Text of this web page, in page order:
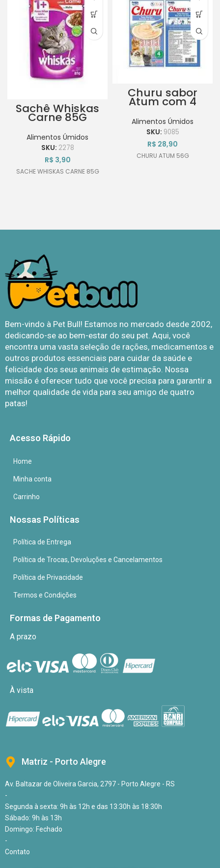
Sachê Whiskas
Carne 85G
Alimentos Úmidos
SKU: 2278
R$ 3,90
SACHE WHISKAS CARNE 85G
Churu sabor
Atum com 4
cada – 56g
Alimentos Úmidos
SKU: 9085
R$ 28,90
CHURU ATUM 56G
Bem-vindo à Pet Bull! Estamos no mercado desde 2002,
dedicando-se ao bem-estar do seu pet. Aqui, você
encontra uma vasta seleção de rações, medicamentos e
outros produtos essenciais para cuidar da saúde e
felicidade dos seus animais de estimação. Nossa
missão é oferecer tudo que você precisa para garantir a
melhor qualidade de vida para seu amigo de quatro
patas!
Acesso Rápido
Home
Minha conta
Carrinho
Nossas Políticas
Política de Entrega
Política de Trocas, Devoluções e Cancelamentos
Política de Privacidade
Termos e Condições
Formas de Pagamento
A prazo
À vista
Matriz - Porto Alegre
Av. Baltazar de Oliveira Garcia, 2797 - Porto Alegre - RS
-
Segunda à sexta: 9h às 12h e das 13:30h às 18:30h
Sábado: 9h às 13h
Domingo: Fechado
-
Contato